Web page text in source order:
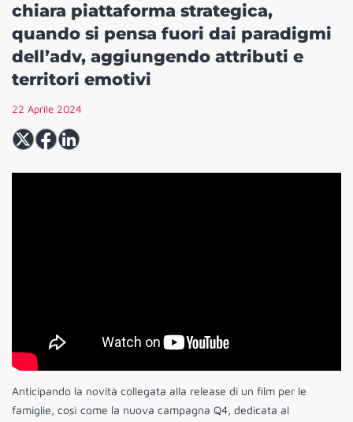
chiara piattaforma strategica,
quando si pensa fuori dai paradigmi
dell’adv, aggiungendo attributi e
territori emotivi
22 Aprile 2024
Anticipando la novità collegata alla release di un film per le
famiglie, così come la nuova campagna Q4, dedicata al